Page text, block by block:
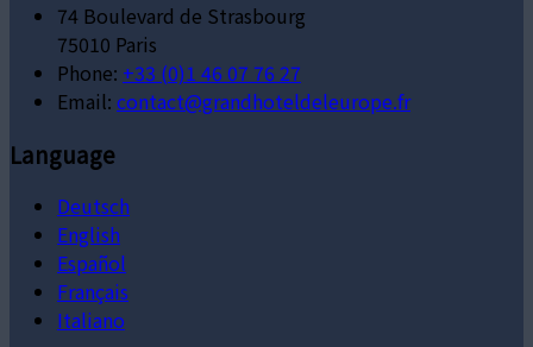
74 Boulevard de Strasbourg
75010 Paris
Phone: +33 (0)1 46 07 76 27
Email: contact@grandhoteldeleurope.fr
Language
Deutsch
English
Español
Français
Italiano